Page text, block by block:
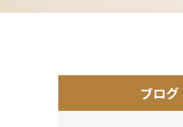
ブログ